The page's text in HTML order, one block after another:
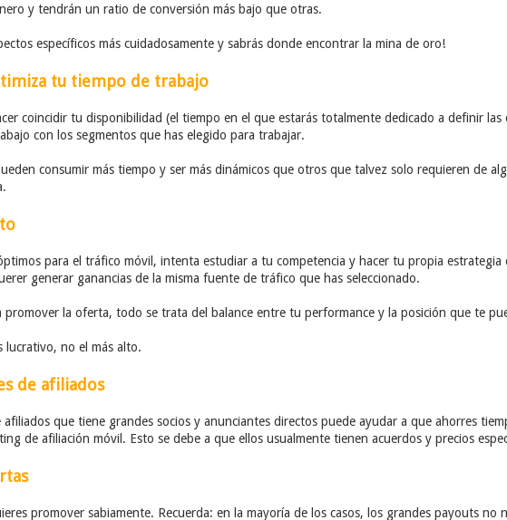
y tendrán un ratio de conversión más bajo que otras.
específicos más cuidadosamente y sabrás donde encontrar la mina de oro!
tu tiempo de trabajo
coincidir tu disponibilidad (el tiempo en el que estarás totalmente dedicado a definir las
con los segmentos que has elegido para trabajar.
consumir más tiempo y ser más dinámicos que otros que talvez solo requieren de
para el tráfico móvil, intenta estudiar a tu competencia y hacer tu propia estrategia
generar ganancias de la misma fuente de tráfico que has seleccionado.
promover la oferta, todo se trata del balance entre tu performance y la posición que te
lucrativo, no el más alto.
de afiliados
que tiene grandes socios y anunciantes directos puede ayudar a que ahorres
de afiliación móvil. Esto se debe a que ellos usualmente tienen acuerdos y precios
promover sabiamente. Recuerda: en la mayoría de los casos, los grandes payouts no